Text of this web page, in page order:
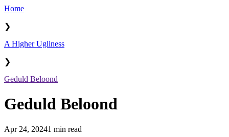
Home
❯
A Higher Ugliness
❯
Geduld Beloond
Geduld Beloond
Apr 24, 20241 min read